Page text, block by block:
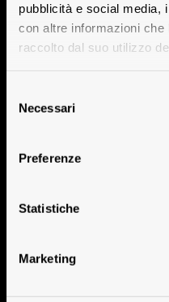
pubblicità e social media,
con altre informazioni che
raccolto dal suo utilizzo
delNecessari
Preferenze
Statistiche
Marketing